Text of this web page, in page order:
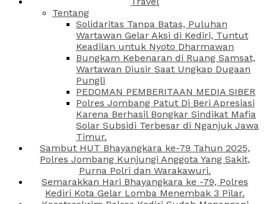
Tentang
Solidaritas Tanpa Batas, Puluhan
Wartawan Gelar Aksi di Kediri, Tuntut
Keadilan untuk Nyoto Dharmawan
Bungkam Kebenaran di Ruang Samsat,
Wartawan Diusir Saat Ungkap Dugaan
Pungli
PEDOMAN PEMBERITAAN MEDIA SIBER
Polres Jombang Patut Di Beri Apresiasi
Karena Berhasil Bongkar Sindikat Mafia
Solar Subsidi Terbesar di Nganjuk Jawa
Timur.
Sambut HUT Bhayangkara ke-79 Tahun 2025,
Polres Jombang Kunjungi Anggota Yang Sakit,
Purna Polri dan Warakawuri.
Semarakkan Hari Bhayangkara ke -79, Polres
Kediri Kota Gelar Lomba Menembak 3 Pilar.